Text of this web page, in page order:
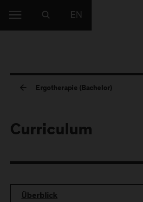
EN
Ergotherapie (Bachelor)
Curriculum
Überblick